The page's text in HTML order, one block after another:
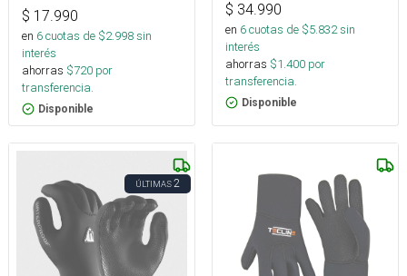
$ 17.990
en 6cuotas de $2.998sin
interés
ahorras $720 por
transferencia.
Disponible
$ 34.990
en 6cuotas de $5.832sin
interés
ahorras $1.400 por
transferencia.
Disponible
ÚLTIMAS2